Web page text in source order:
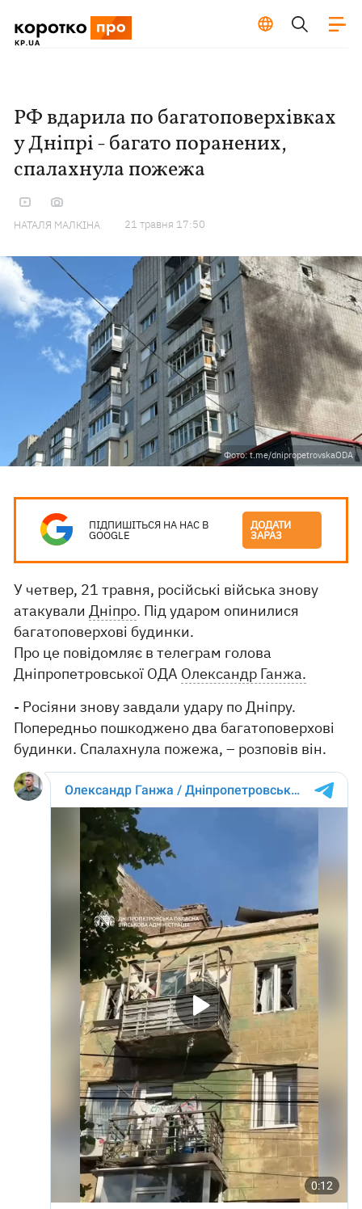
РФ вдарила по багатоповерхівках
у Дніпрі - багато поранених,
спалахнула пожежа
НАТАЛЯ МАЛКІНА 21 травня 17:50
Фото: t.me/dnipropetrovskaODA
ПІДПИШІТЬСЯ НА НАС В
GOOGLE
ДОДАТИ
ЗАРАЗ
У четвер, 21 травня, російські війська знову
атакувалиДніпро. Під ударом опинилися
багатоповерхові будинки.
Про це повідомляє в телеграм голова
Дніпропетровської ОДА Олександр Ганжа.
- Росіяни знову завдали удару по Дніпру.
Попередньо пошкоджено два багатоповерхові
будинки. Спалахнула пожежа, – розповів він.